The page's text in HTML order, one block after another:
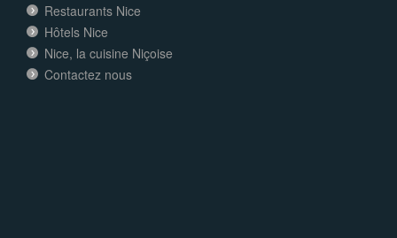
Restaurants Nice
Hôtels Nice
Nice, la cuisine Niçoise
Contactez nous